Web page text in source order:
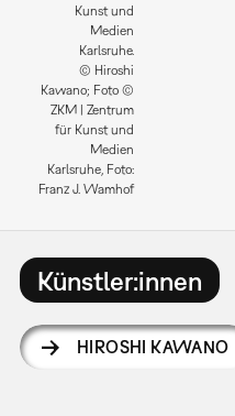
Kunst und
Medien
Karlsruhe.
© Hiroshi
Kawano; Foto ©
ZKM | Zentrum
für Kunst und
Medien
Karlsruhe, Foto:
Franz J. Wamhof
Künstler:innen
HIROSHI KAWANO